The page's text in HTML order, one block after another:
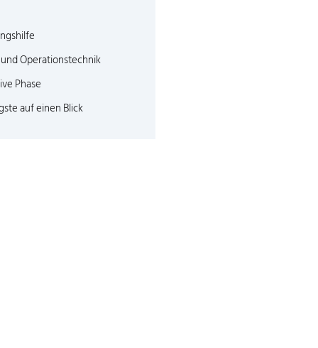
Operationstechnik
Phase
auf einen Blick